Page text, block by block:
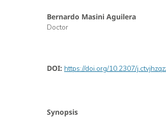
Bernardo Masini Aguilera
Doctor
DOI: https://doi.org/10.2307/
Synopsis